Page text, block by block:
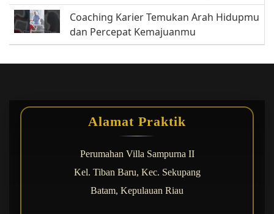
Coaching Karier Temukan Arah Hidupmu
dan Percepat Kemajuanmu
Alamat Praktik
Perumahan Villa Sampurna II
Kel. Tiban Baru, Kec. Sekupang
Batam, Kepulauan Riau